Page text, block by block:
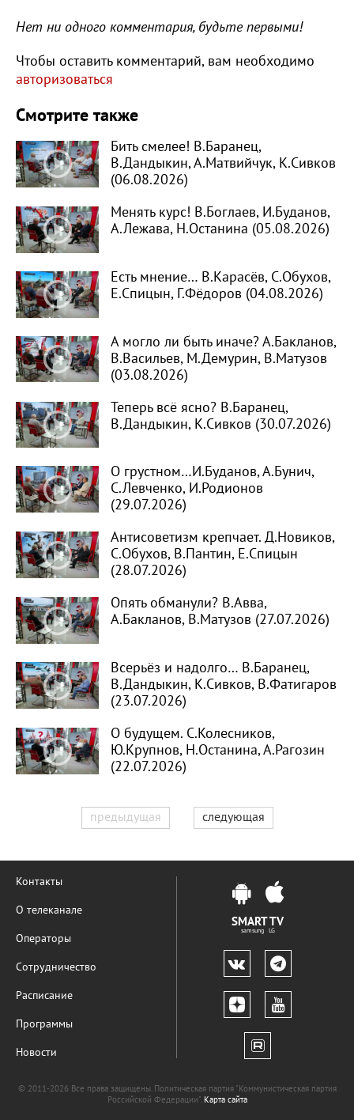
Нет ни одного комментария, будьте первыми!
Чтобы оставить комментарий, вам необходимо
авторизоваться
Смотрите также
Бить смелее! В.Баранец,
В.Дандыкин, А.Матвийчук, К.Сивков
(06.08.2026)
Менять курс! В.Боглаев, И.Буданов,
А.Лежава, Н.Останина (05.08.2026)
Есть мнение… В.Карасёв, С.Обухов,
Е.Спицын, Г.Фёдоров (04.08.2026)
А могло ли быть иначе? А.Бакланов,
В.Васильев, М.Демурин, В.Матузов
(03.08.2026)
Теперь всё ясно? В.Баранец,
В.Дандыкин, К.Сивков (30.07.2026)
О грустном…И.Буданов, А.Бунич,
С.Левченко, И.Родионов
(29.07.2026)
Антисоветизм крепчает. Д.Новиков,
С.Обухов, В.Пантин, Е.Спицын
(28.07.2026)
Опять обманули? В.Авва,
А.Бакланов, В.Матузов (27.07.2026)
Всерьёз и надолго… В.Баранец,
В.Дандыкин, К.Сивков, В.Фатигаров
(23.07.2026)
О будущем. С.Колесников,
Ю.Крупнов, Н.Останина, А.Рагозин
(22.07.2026)
предыдущая следующая
Контакты
О телеканале
Операторы
Сотрудничество
Расписание
Программы
Новости
SMART TV
samsung LG
© 2011-2026 Все права защищены. Политическая партия "Коммунистическая партия
Российской Федерации". Карта сайта